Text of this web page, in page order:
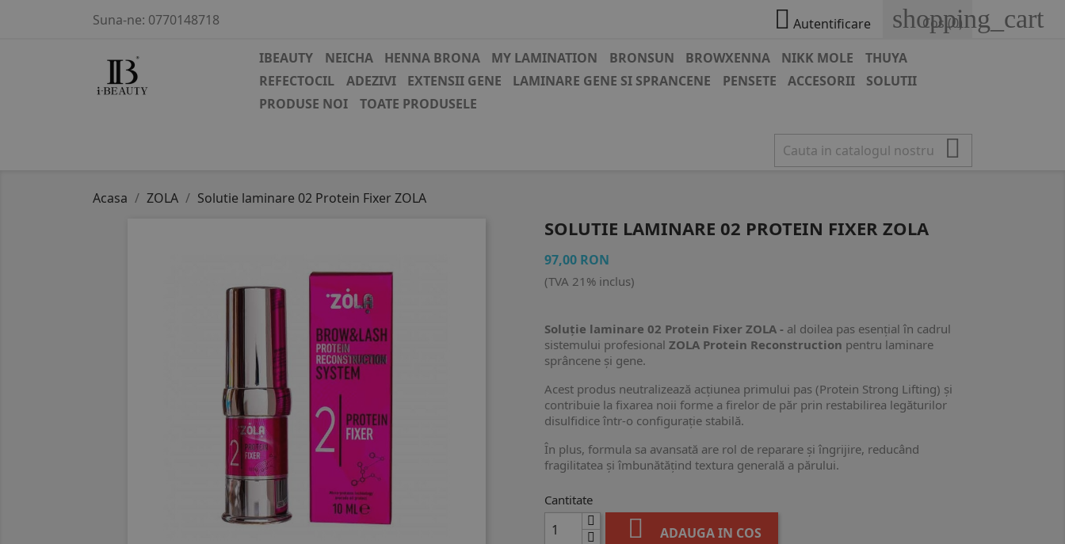
Suna-ne: 0770148718  Autentificare shopping_cart
Cos (0)
IBEAUTY
NEICHA HENNA BRONA MY LAMINATION BRONSUN BROWXENNA NIKK MOLE
THUYA
REFECTOCIL
ADEZIVI EXTENSII GENE LAMINARE GENE SI SPRANCENE PENSETE ACCESORII
SOLUTII
PRODUSE NOI
TOATE PRODUSELE

Acasa ZOLA Solutie laminare 02 Protein Fixer ZOLA
SOLUTIE LAMINARE 02 PROTEIN FIXER ZOLA
97,00 RON
(TVA 21% inclus)
Soluție laminare 02 Protein Fixer ZOLA - al doilea pas esențial în cadrul
sistemului profesional ZOLA Protein Reconstruction pentru laminare
sprâncene și gene.
Acest produs neutralizează acțiunea primului pas (Protein Strong Lifting) și
contribuie la fixarea noii forme a firelor de păr prin restabilirea legăturilor
disulfidice într-o configurație stabilă.
În plus, formula sa avansată are rol de reparare și îngrijire, reducând
fragilitatea și îmbunătățind textura generală a părului.
Cantitate
 ADAUGA IN COS